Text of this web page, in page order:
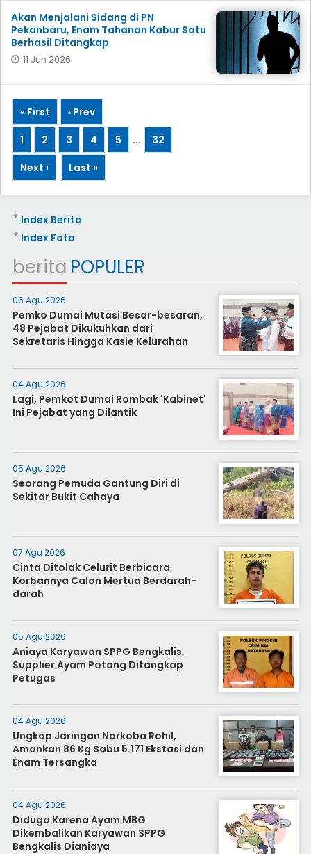
Akan Menjalani Sidang di PN
Pekanbaru, Enam Tahanan Kabur Satu
Berhasil Ditangkap
11 Jun 2026
« First
‹ Prev
1
2 3 4 5 ...
32
Next ›
Last »
Index Berita
+
Index Foto
+
berita POPULER
06 Agu 2026
Pemko Dumai Mutasi Besar-besaran,
48 Pejabat Dikukuhkan dari
Sekretaris Hingga Kasie Kelurahan
04 Agu 2026
Lagi, Pemkot Dumai Rombak 'Kabinet'
Ini Pejabat yang Dilantik
05 Agu 2026
Seorang Pemuda Gantung Diri di
Sekitar Bukit Cahaya
07 Agu 2026
Cinta Ditolak Celurit Berbicara,
Korbannya Calon Mertua Berdarah-
darah
05 Agu 2026
Aniaya Karyawan SPPG Bengkalis,
Supplier Ayam Potong Ditangkap
Petugas
04 Agu 2026
Ungkap Jaringan Narkoba Rohil,
Amankan 86 Kg Sabu 5.171 Ekstasi dan
Enam Tersangka
04 Agu 2026
Diduga Karena Ayam MBG
Dikembalikan Karyawan SPPG
Bengkalis Dianiaya